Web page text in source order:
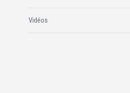
Vidéos